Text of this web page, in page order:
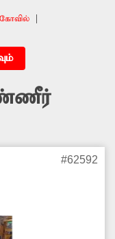
#62592